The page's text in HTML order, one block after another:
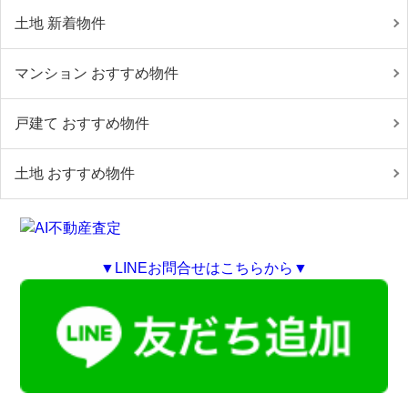
土地 新着物件
マンション おすすめ物件
戸建て おすすめ物件
土地 おすすめ物件
▼LINEお問合せはこちらから▼